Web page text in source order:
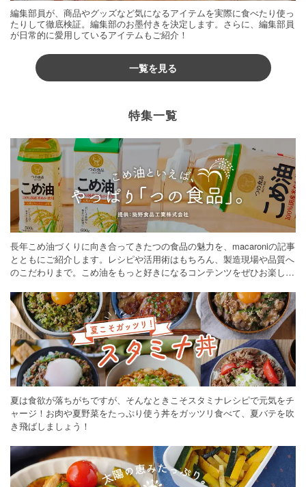
編集部員が、商品やグッズなど気になるアイテムを実際に食べたり使っ
たりして徹底検証。編集部のお墨付きを決定します。さらに、編集部員
が日常的に愛用しているアイテムもご紹介！
一覧を見る
特集一覧
長年こめ油づくりに向き合ってきたつの食品の魅力を、macaroniの記事
とともにご紹介します。レシピや活用術はもちろん、製造現場や品質へ
のこだわりまで。こめ油をもっと好きになるコンテンツをぜひお楽しみ
夏は食欲が落ちがちですが、そんなときこそスタミナレシピで元気をチ
ャージ！お肉や夏野菜をたっぷり使う丼をガッツリ食べて、夏バテを吹
き飛ばしましょう！